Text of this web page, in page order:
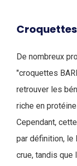
De nombreux
"croquettes
retrouver les
riche en
Cependant,
par définition, le
crue, tandis